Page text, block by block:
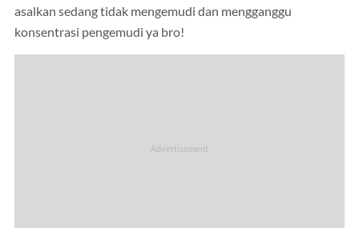
asalkan sedang tidak mengemudi dan mengganggu
konsentrasi pengemudi ya bro!